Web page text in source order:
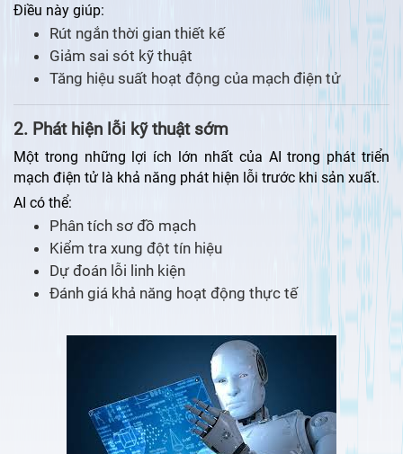
Điều này giúp:
Rút ngắn thời gian thiết kế
Giảm sai sót kỹ thuật
Tăng hiệu suất hoạt động của mạch điện tử
2. Phát hiện lỗi kỹ thuật sớm
Một trong những lợi ích lớn nhất của AI trong phát triển
mạch điện tử là khả năng phát hiện lỗi trước khi sản xuất.
AI có thể:
Phân tích sơ đồ mạch
Kiểm tra xung đột tín hiệu
Dự đoán lỗi linh kiện
Đánh giá khả năng hoạt động thực tế